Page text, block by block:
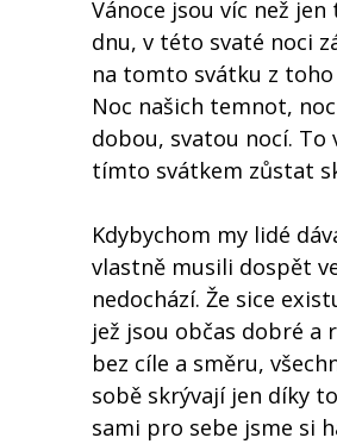
Vánoce jsou víc než
dnu, v této svaté noci
na tomto svátku z toho
Noc našich temnot,
dobou, svatou nocí. To
tímto svátkem zůstat
Kdybychom my lidé
vlastně musili dospět
nedochází. Že sice
jež jsou občas dobré a
bez cíle a směru,
sobě skrývají jen díky
sami pro sebe jsme si